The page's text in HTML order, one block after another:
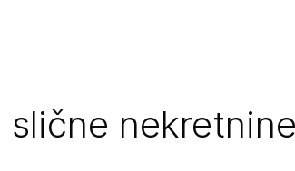
slične nekretnine